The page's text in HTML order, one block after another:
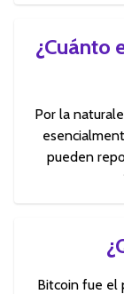
¿Cuánto
Por la
pueden
Bitcoin fue el